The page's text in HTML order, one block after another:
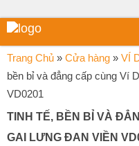
Trang Chủ » Cửa hàng » VÍ
bền bỉ và đẳng cấp cùng Ví
VD0201
TINH TẾ, BỀN BỈ VÀ
GAI LƯNG ĐAN VIỀN